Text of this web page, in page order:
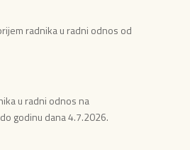
radnika u radni odnos od
u radni odnos na
godinu dana 4.7.2026.